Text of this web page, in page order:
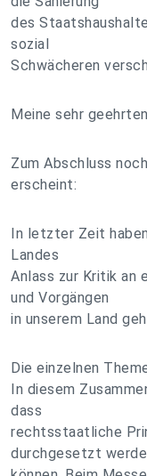
des
sozial
Schwächeren
Meine sehr
Zum Abschluss
erscheint:
In letzter Zeit
Landes
Anlass zur Kritik an
und Vorgängen
in unserem Land
Die einzelnen
In diesem
dass
rechtsstaatliche
durchgesetzt